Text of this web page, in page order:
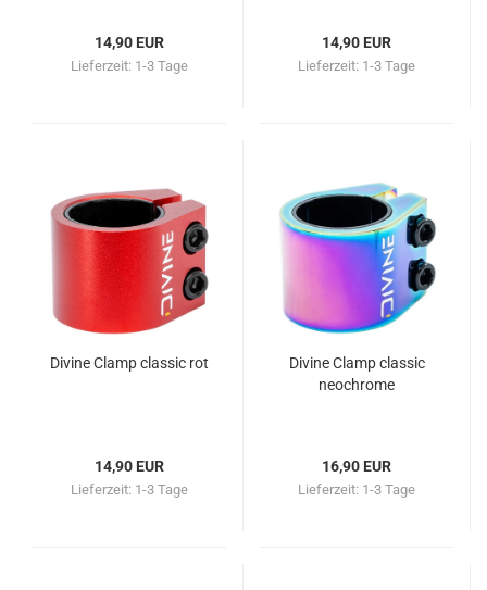
14,90 EUR
Lieferzeit: 1-3 Tage
14,90 EUR
Lieferzeit: 1-3 Tage
Divine Clamp classic rot
14,90 EUR
Lieferzeit: 1-3 Tage
Divine Clamp classic
neochrome
16,90 EUR
Lieferzeit: 1-3 Tage